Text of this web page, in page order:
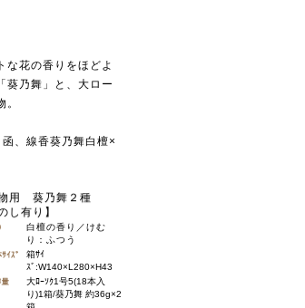
な花の香りをほどよ
葵乃舞」と、大ロー
、線香葵乃舞白檀×
用 葵乃舞２種
し有り】
白檀の香り／けむ
り：ふつう
箱ｻｲ
ｽﾞ:W140×L280×H43
大ﾛｰｿｸ1号5(18本入
り)1箱/葵乃舞 約36g×2